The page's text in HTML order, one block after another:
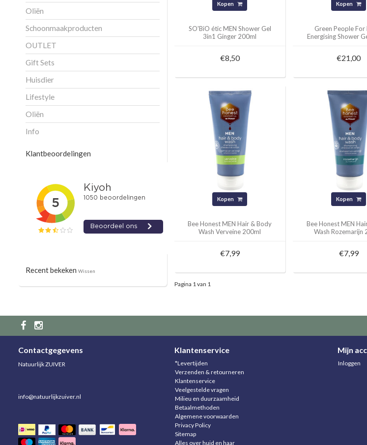
Oliën
Schoonmaakproducten
OUTLET
Gift Sets
Huisdier
Lifestyle
Oliën
Info
Klantbeoordelingen
Recent bekeken Wissen
Kopen
SO'BiO étic MEN Shower Gel
3in1 Ginger 200ml
€8,50
Kopen
Green People For
Energising Shower
€21,00
Kopen
Bee Honest MEN Hair & Body
Wash Verveine 200ml
€7,99
Kopen
Bee Honest MEN
Wash Rozemarijn
€7,99
Pagina 1 van 1
Contactgegevens
Natuurlijk ZUIVER
info@natuurlijkzuiver.nl
Klantenservice
*Levertijden
Verzenden & retourneren
Klantenservice
Veelgestelde vragen
Milieu en duurzaamheid
Betaalmethoden
Algemene voorwaarden
Privacy Policy
Sitemap
Alles over huid en haar
Mijn
Inloggen